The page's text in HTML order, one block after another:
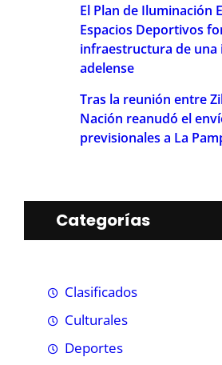
El Plan de Iluminación
Espacios Deportivos
infraestructura de una
adelense
Tras la reunión entre
Nación reanudó el
previsionales a La
Categorías
Clasificados
Culturales
Deportes